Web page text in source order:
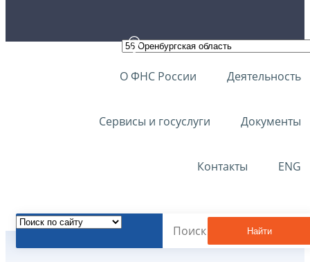
О ФНС России Деятельность
Сервисы и госуслуги Документы
Контакты ENG
Найти